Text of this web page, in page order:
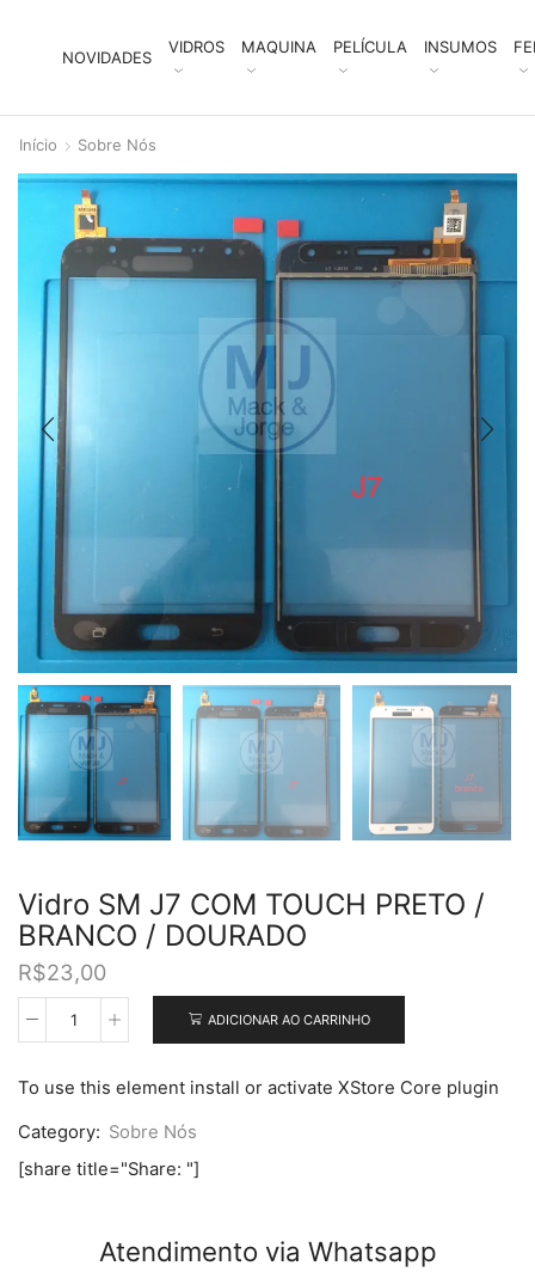
NOVIDADES
VIDROS MAQUINA PELÍCULA INSUMOS
Início Sobre Nós
Vidro SM J7 COM TOUCH PRETO /
BRANCO / DOURADO
R$23,00
Vidro
COM
PRETO
BRANCO
quantidade
ADICIONAR AO CARRINHO
To use this element install or activate XStore Core plugin
Category: Sobre Nós
[share title="Share: "]
Atendimento via Whatsapp